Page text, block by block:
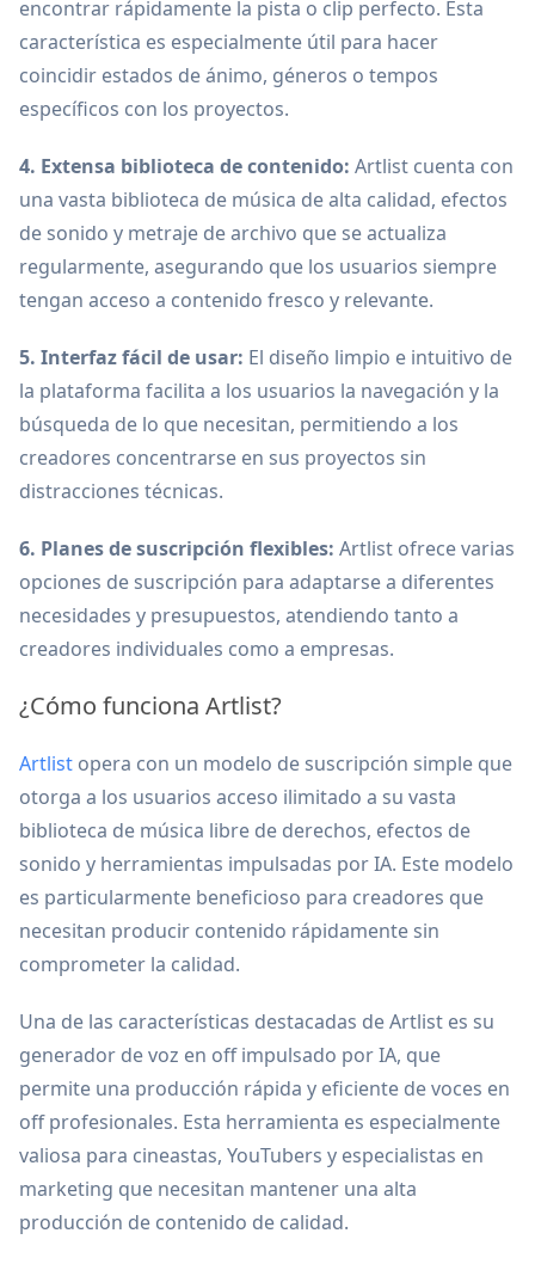
encontrar rápidamente la pista o clip perfecto. Esta
característica es especialmente útil para hacer
coincidir estados de ánimo, géneros o tempos
específicos con los proyectos.
4. Extensa biblioteca de contenido: Artlist cuenta con
una vasta biblioteca de música de alta calidad, efectos
de sonido y metraje de archivo que se actualiza
regularmente, asegurando que los usuarios siempre
tengan acceso a contenido fresco y relevante.
5. Interfaz fácil de usar: El diseño limpio e intuitivo de
la plataforma facilita a los usuarios la navegación y la
búsqueda de lo que necesitan, permitiendo a los
creadores concentrarse en sus proyectos sin
distracciones técnicas.
6. Planes de suscripción flexibles: Artlist ofrece varias
opciones de suscripción para adaptarse a diferentes
necesidades y presupuestos, atendiendo tanto a
creadores individuales como a empresas.
¿Cómo funciona Artlist?
Artlist opera con un modelo de suscripción simple que
otorga a los usuarios acceso ilimitado a su vasta
biblioteca de música libre de derechos, efectos de
sonido y herramientas impulsadas por IA. Este modelo
es particularmente beneficioso para creadores que
necesitan producir contenido rápidamente sin
comprometer la calidad.
Una de las características destacadas de Artlist es su
generador de voz en off impulsado por IA, que
permite una producción rápida y eficiente de voces en
off profesionales. Esta herramienta es especialmente
valiosa para cineastas, YouTubers y especialistas en
marketing que necesitan mantener una alta
producción de contenido de calidad.